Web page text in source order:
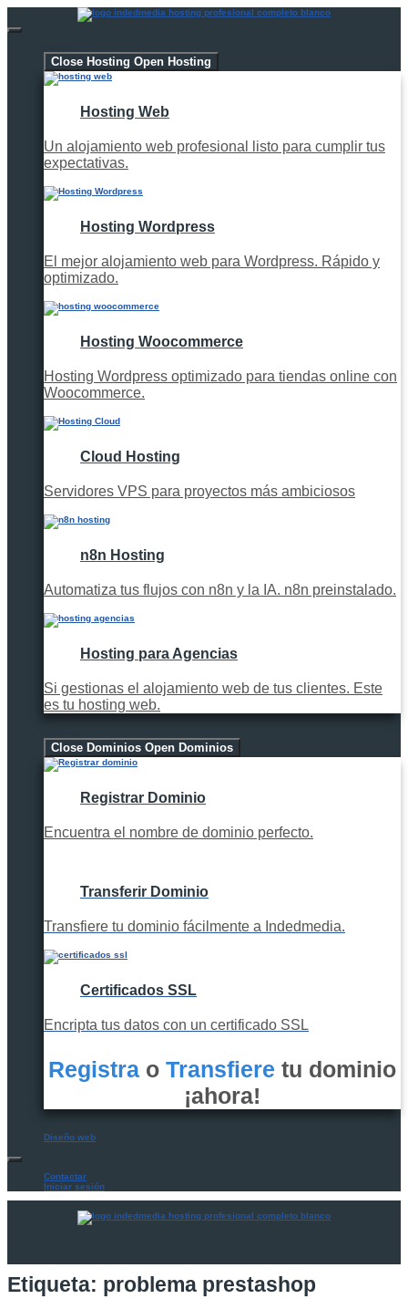
Close Hosting Open Hosting
Hosting Web
Un alojamiento web profesional listo para cumplir tus
expectativas.
Hosting Wordpress
El mejor alojamiento web para Wordpress. Rápido y
optimizado.
Hosting Woocommerce
Hosting Wordpress optimizado para tiendas online con
Woocommerce.
Cloud Hosting
Servidores VPS para proyectos más ambiciosos
n8n Hosting
Automatiza tus flujos con n8n y la IA. n8n preinstalado.
Hosting para Agencias
Si gestionas el alojamiento web de tus clientes. Este
es tu hosting web.
Close Dominios Open Dominios
Registrar Dominio
Encuentra el nombre de dominio perfecto.
Transferir Dominio
Transfiere tu dominio fácilmente a Indedmedia.
Certificados SSL
Encripta tus datos con un certificado SSL
Registra o Transfiere tu dominio
¡ahora!
Diseño web
Contactar
Iniciar sesión
Etiqueta: problema prestashop